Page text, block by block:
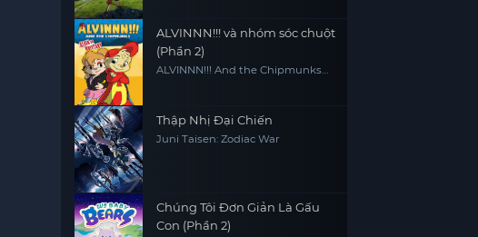
ALVINNN!!! và nhóm sóc chuột
(Phần 2)
ALVINNN!!! And the Chipmunks
Thập Nhị Đại Chiến
Juni Taisen: Zodiac War
Chúng Tôi Đơn Giản Là Gấu
Con (Phần 2)